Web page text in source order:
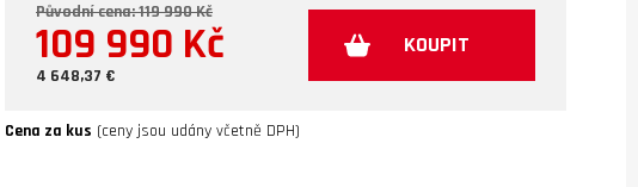
Původní cena: 119 990 Kč
109 990 Kč
4 648,37 €
KOUPIT
Cena za kus (ceny jsou udány včetně DPH)